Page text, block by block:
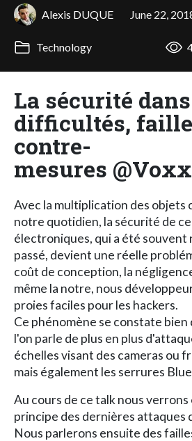
Alexis DUQUE June 22,
Technology
La sécurité
difficultés,
contre-
mesures
Avec la multiplication des objets
notre quotidien, la sécurité de
électroniques, qui a été souvent
passé, devient une réelle
coût de conception, la
même la notre, nous
proies faciles pour les hackers.
Ce phénomène se constate bien
l'on parle de plus en plus
échelles visant des cameras ou
mais également les serrures
Au cours de ce talk nous verrons
principe des dernières attaques
Nous parlerons ensuite des